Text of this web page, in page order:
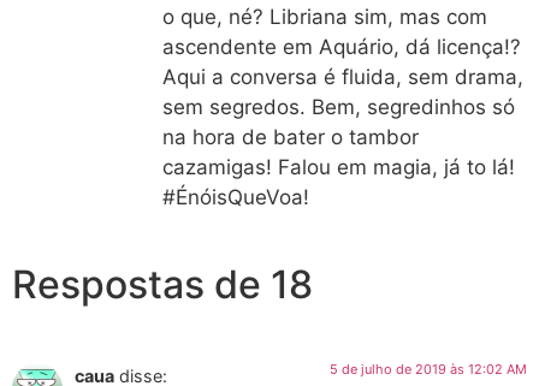
o que, né? Libriana sim, mas com
ascendente em Aquário, dá licença!?
Aqui a conversa é fluida, sem drama,
sem segredos. Bem, segredinhos só
na hora de bater o tambor
cazamigas! Falou em magia, já to lá!
#ÉnóisQueVoa!
Respostas de 18
caua disse: 5 de julho de 2019 às 12:02 AM